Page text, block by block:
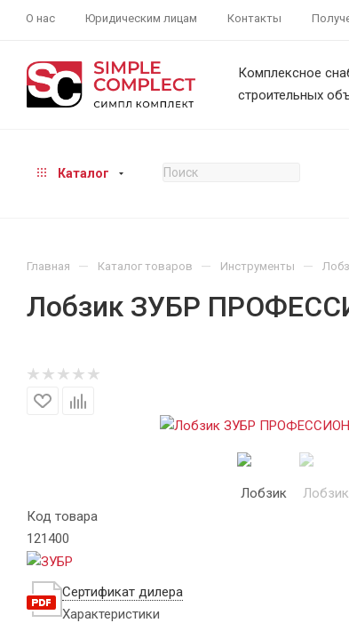
О нас Юридическим лицам Контакты
Комплексное
строительных
Каталог
Главная — Каталог товаров — Инструменты —
Лобзик ЗУБР
Код товара
121400
Сертификат дилера
Характеристики